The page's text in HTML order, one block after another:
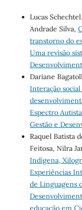
Lucas
Andrade Silva,
transtorno do
Uma revisão
Dariane
Interação
Espectro
Gestão e
Raquel Batista
Feitosa, Nilra
Indígena,
Experiências
de Linguagens
educação em